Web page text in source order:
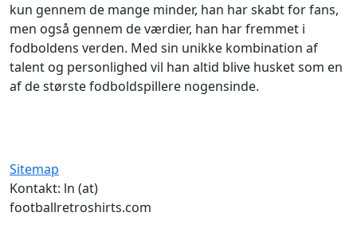
kun gennem de mange minder, han har skabt for fans,
men også gennem de værdier, han har fremmet i
fodboldens verden. Med sin unikke kombination af
talent og personlighed vil han altid blive husket som en
af de største fodboldspillere nogensinde.
Sitemap
Kontakt: ln (at)
footballretroshirts.com